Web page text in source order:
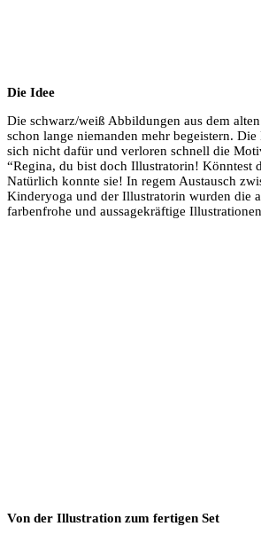
Die Idee
Die schwarz/weiß Abbildungen aus dem
schon lange niemanden mehr begeistern.
sich nicht dafür und verloren schnell die
“Regina, du bist doch Illustratorin!
Natürlich konnte sie! In regem Austausch
Kinderyoga und der Illustratorin wurden die
farbenfrohe und aussagekräftige
Von der Illustration zum fertigen Set